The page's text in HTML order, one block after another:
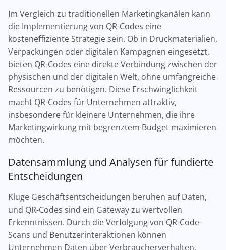
Im Vergleich zu traditionellen Marketingkanälen kann
die Implementierung von QR-Codes eine
kosteneffiziente Strategie sein. Ob in Druckmaterialien,
Verpackungen oder digitalen Kampagnen eingesetzt,
bieten QR-Codes eine direkte Verbindung zwischen der
physischen und der digitalen Welt, ohne umfangreiche
Ressourcen zu benötigen. Diese Erschwinglichkeit
macht QR-Codes für Unternehmen attraktiv,
insbesondere für kleinere Unternehmen, die ihre
Marketingwirkung mit begrenztem Budget maximieren
möchten.
Datensammlung und Analysen für fundierte
Entscheidungen
Kluge Geschäftsentscheidungen beruhen auf Daten,
und QR-Codes sind ein Gateway zu wertvollen
Erkenntnissen. Durch die Verfolgung von QR-Code-
Scans und Benutzerinteraktionen können
Unternehmen Daten über Verbraucherverhalten,